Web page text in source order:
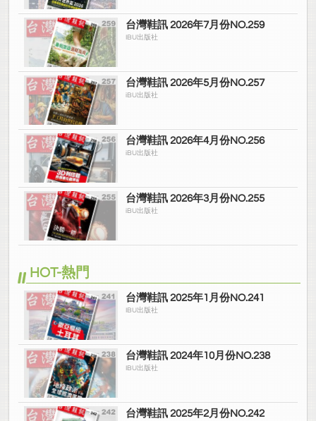
台灣鞋訊 2026年7月份NO.259
IBU出版社
台灣鞋訊 2026年5月份NO.257
iBU出版社
台灣鞋訊 2026年4月份NO.256
iBU出版社
台灣鞋訊 2026年3月份NO.255
iBU出版社
HOT-熱門
台灣鞋訊 2025年1月份NO.241
IBU出版社
台灣鞋訊 2024年10月份NO.238
IBU出版社
台灣鞋訊 2025年2月份NO.242